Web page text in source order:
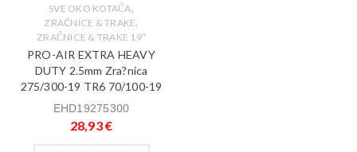
SVE OKO KOTAČA,
ZRAĆNICE & TRAKE,
ZRAČNICE & TRAKE 19″
PRO-AIR EXTRA HEAVY
DUTY 2.5mm Zra?nica
275/300-19 TR6 70/100-19
EHD19275300
28,93€